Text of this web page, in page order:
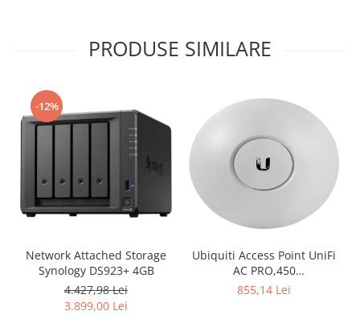
PRODUSE SIMILARE
-12%
Network Attached Storage
Synology DS923+ 4GB
4.427,98 Lei
3.899,00 Lei
Ubiquiti Access Point UniFi
AC PRO,450
Mbps(2.4GHz),1300
855,14 Lei